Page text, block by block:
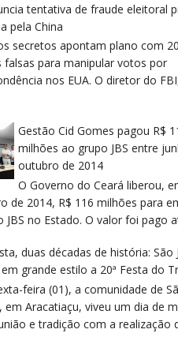
tentativa de fraude eleitoral
pela China
secretos apontam plano com
falsas para manipular votos por
nos EUA. O diretor do
Gestão Cid Gomes pagou R$
milhões ao grupo JBS entre
outubro de 2014
O Governo do Ceará liberou,
de 2014, R$ 116 milhões para
JBS no Estado. O valor foi pago
duas décadas de história: São
grande estilo a 20ª Festa do
feira (01), a comunidade de
em Aracatiaçu, viveu um dia de
e tradição com a realização